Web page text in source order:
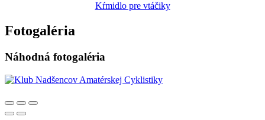
Kŕmidlo pre vtáčiky
Fotogaléria
Náhodná fotogaléria